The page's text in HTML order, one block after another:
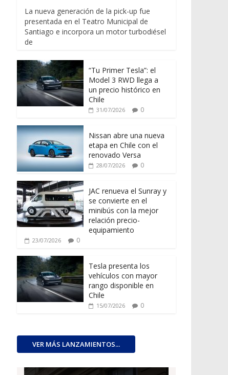
La nueva generación de la pick-up fue
presentada en el Teatro Municipal de
Santiago e incorpora un motor turbodiésel
de
“Tu Primer Tesla”: el
Model 3 RWD llega a
un precio histórico en
Chile
31/07/2026 0
Nissan abre una nueva
etapa en Chile con el
renovado Versa
28/07/2026 0
JAC renueva el Sunray y
se convierte en el
minibús con la mejor
relación precio-
equipamiento
23/07/2026 0
Tesla presenta los
vehículos con mayor
rango disponible en
Chile
15/07/2026 0
VER MÁS LANZAMIENTOS...